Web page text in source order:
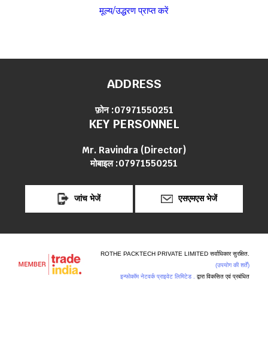
मूल्य/उद्धरण प्राप्त करें
ADDRESS
फ़ोन :07971550251
KEY PERSONNEL
Mr. Ravindra (Director)
मोबाइल :07971550251
जांच भेजें एसएमएस भेजें
ROTHE PACKTECH PRIVATE LIMITED सर्वाधिकार सुरक्षित.
(उपयोग की शर्तें)
इन्फोकॉम नेटवर्क प्राइवेट लिमिटेड .
द्वारा विकसित एवं प्रबंधित